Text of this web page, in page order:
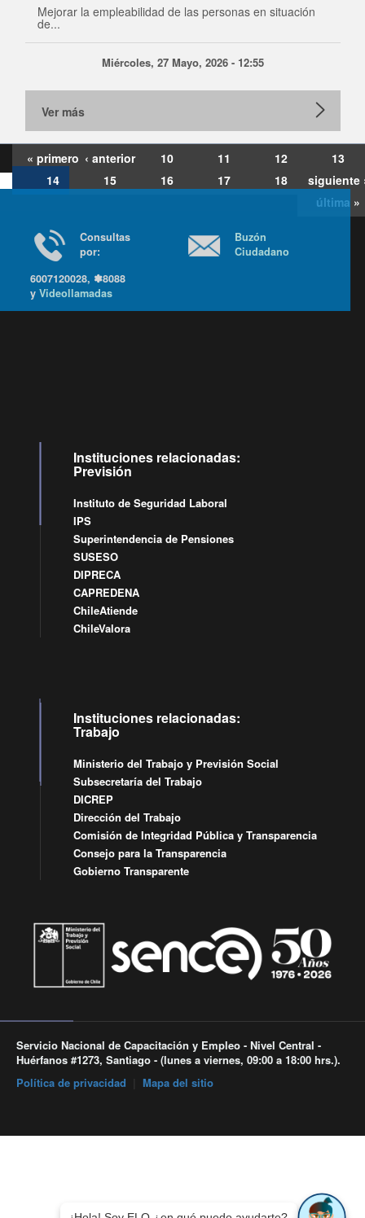
Mejorar la empleabilidad de las personas en situación
de...
Miércoles, 27 Mayo, 2026 - 12:55
Ver más
« primero ‹ anterior 10 11 12
13
14
15 16 17 18
siguiente
última »
Consultas
por:
6007120028, ✽8088
yVideollamadas
Buzón
Ciudadano
Instituciones relacionadas:
Previsión
Instituto de Seguridad Laboral
IPS
Superintendencia de Pensiones
SUSESO
DIPRECA
CAPREDENA
ChileAtiende
ChileValora
Instituciones relacionadas:
Trabajo
Ministerio del Trabajo y Previsión Social
Subsecretaría del Trabajo
DICREP
Dirección del Trabajo
Comisión de Integridad Pública y Transparencia
Consejo para la Transparencia
Gobierno Transparente
Servicio Nacional de Capacitación y Empleo - Nivel Central -
Huérfanos #1273, Santiago - (lunes a viernes, 09:00 a 18:00 hrs.).
Política de privacidad
Mapa del sitio